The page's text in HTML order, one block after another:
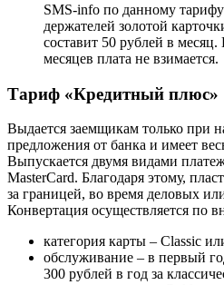
SMS-info по данному
держателей золотой
составит 50 рублей в
месяцев плата не взимается.
Тариф «Кредитный плюс»
Выдается заемщикам только при
предложения от банка и имеет
Выпускается двумя видами
MasterCard. Благодаря этому,
за границей, во время деловых
Конвертация осуществляется по
категория карты ‒ Classic
обслуживание ‒ в первый
300 рублей в год за